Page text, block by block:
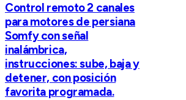
Control remoto 2 canales
para motores de persiana
Somfy con señal
inalámbrica,
instrucciones: sube, baja y
detener, con posición
favorita programada.